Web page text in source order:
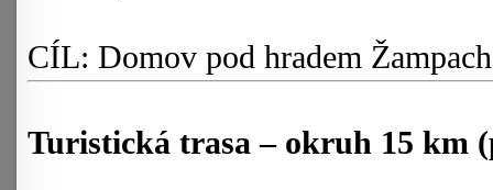
CÍL: Domov pod hradem
Turistická trasa – okruh 15 km